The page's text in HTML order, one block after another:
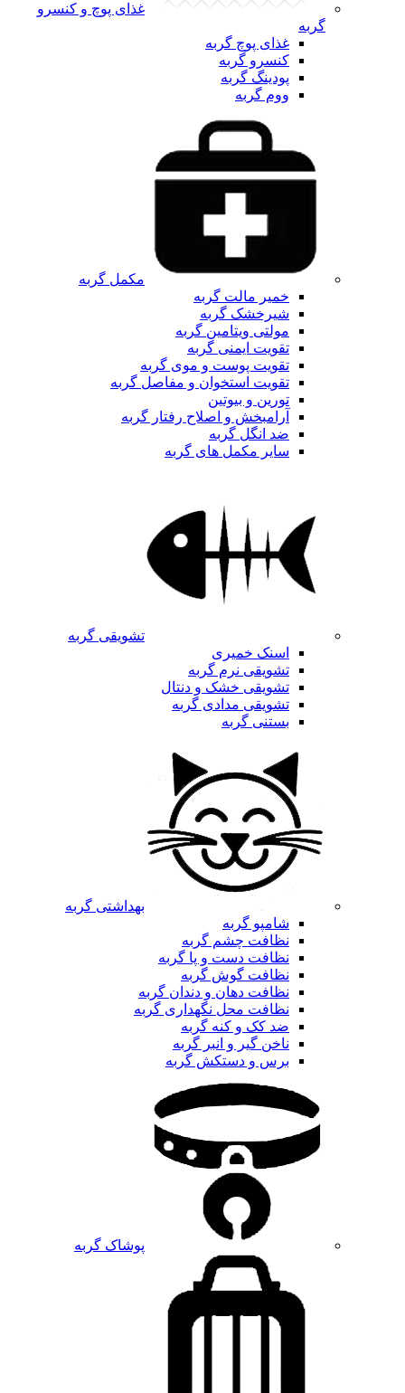
غذای پوچ و کنسرو
گربه
غذای پوچ گربه
کنسرو گربه
پودینگ گربه
ووم گربه
مکمل گربه
خمیر مالت گربه
شیرخشک گربه
مولتی ویتامین گربه
تقویت ایمنی گربه
تقویت پوست و موی گربه
تقویت استخوان و مفاصل گربه
تورین و بیوتین
آرامبخش و اصلاح رفتار گربه
ضد انگل گربه
سایر مکمل های گربه
تشویقی گربه
اسنک خمیری
تشویقی نرم گربه
تشویقی خشک و دنتال
تشویقی مدادی گربه
بستنی گربه
بهداشتی گربه
شامپو گربه
نظافت چشم گربه
نظافت دست و پا گربه
نظافت گوش گربه
نظافت دهان و دندان گربه
نظافت محل نگهداری گربه
ضد کک و کنه گربه
ناخن گیر و انبر گربه
برس و دستکش گربه
پوشاک گربه